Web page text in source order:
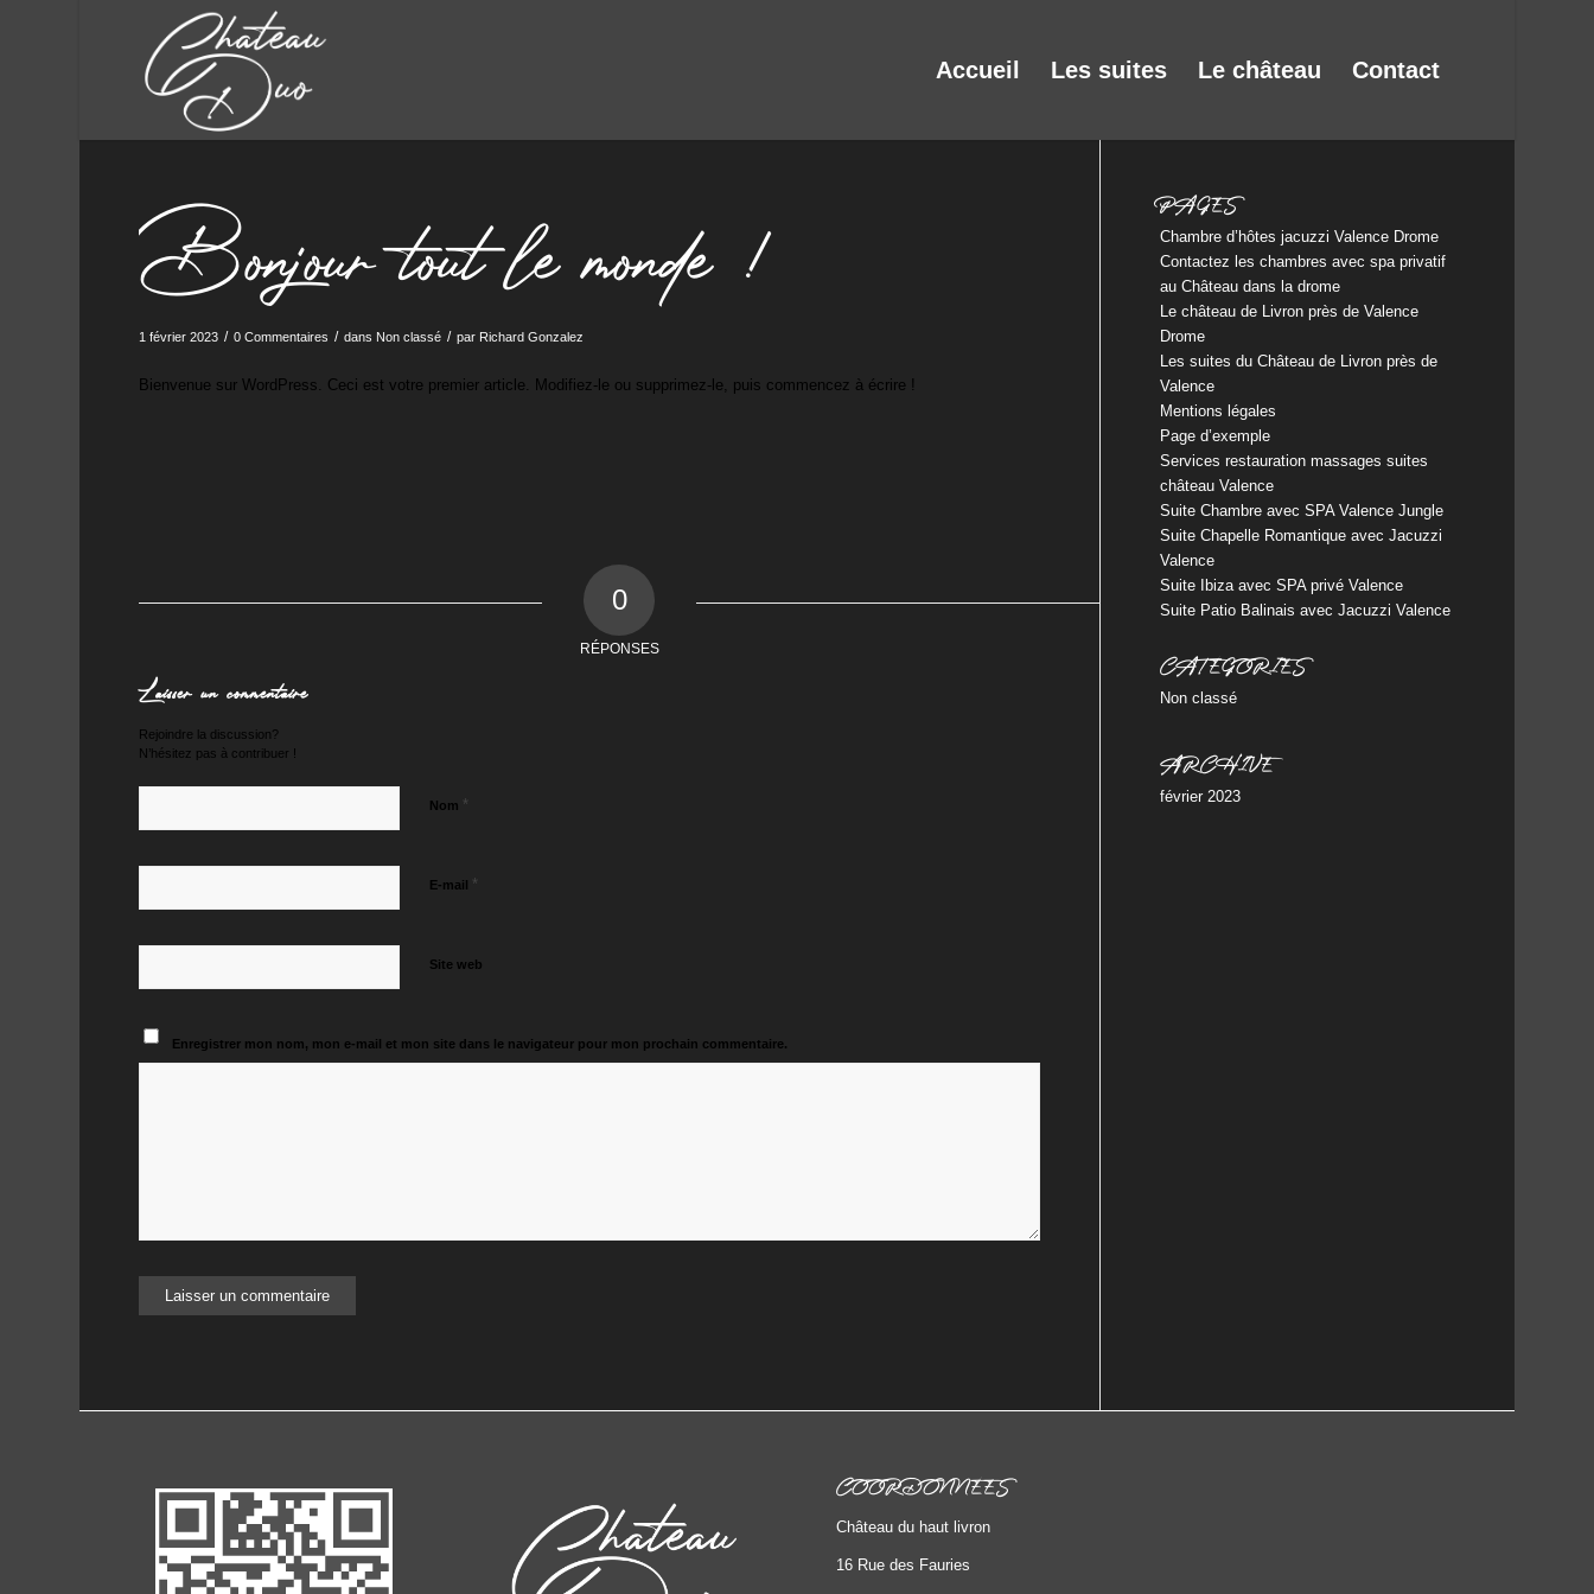
Accueil Les suites Le château Contact
Bonjour tout le monde !
1 février 2023 / 0 Commentaires / dans Non classé / par Richard Gonzalez
Bienvenue sur WordPress. Ceci est votre premier article. Modifiez-le ou supprimez-le, puis commencez à écrire !
0
RÉPONSES
Laisser un commentaire
Rejoindre la discussion?
N’hésitez pas à contribuer !
Nom *
E-mail *
Site web
Enregistrer mon nom, mon e-mail et mon site dans le navigateur pour mon prochain commentaire.
PAGES
Chambre d’hôtes jacuzzi Valence Drome
Contactez les chambres avec spa privatif
au Château dans la drome
Le château de Livron près de Valence
Drome
Les suites du Château de Livron près de
Valence
Mentions légales
Page d’exemple
Services restauration massages suites
château Valence
Suite Chambre avec SPA Valence Jungle
Suite Chapelle Romantique avec Jacuzzi
Valence
Suite Ibiza avec SPA privé Valence
Suite Patio Balinais avec Jacuzzi Valence
CATÉGORIES
Non classé
ARCHIVE
février 2023
COORDONNÉES
Château du haut livron
16 Rue des Fauries